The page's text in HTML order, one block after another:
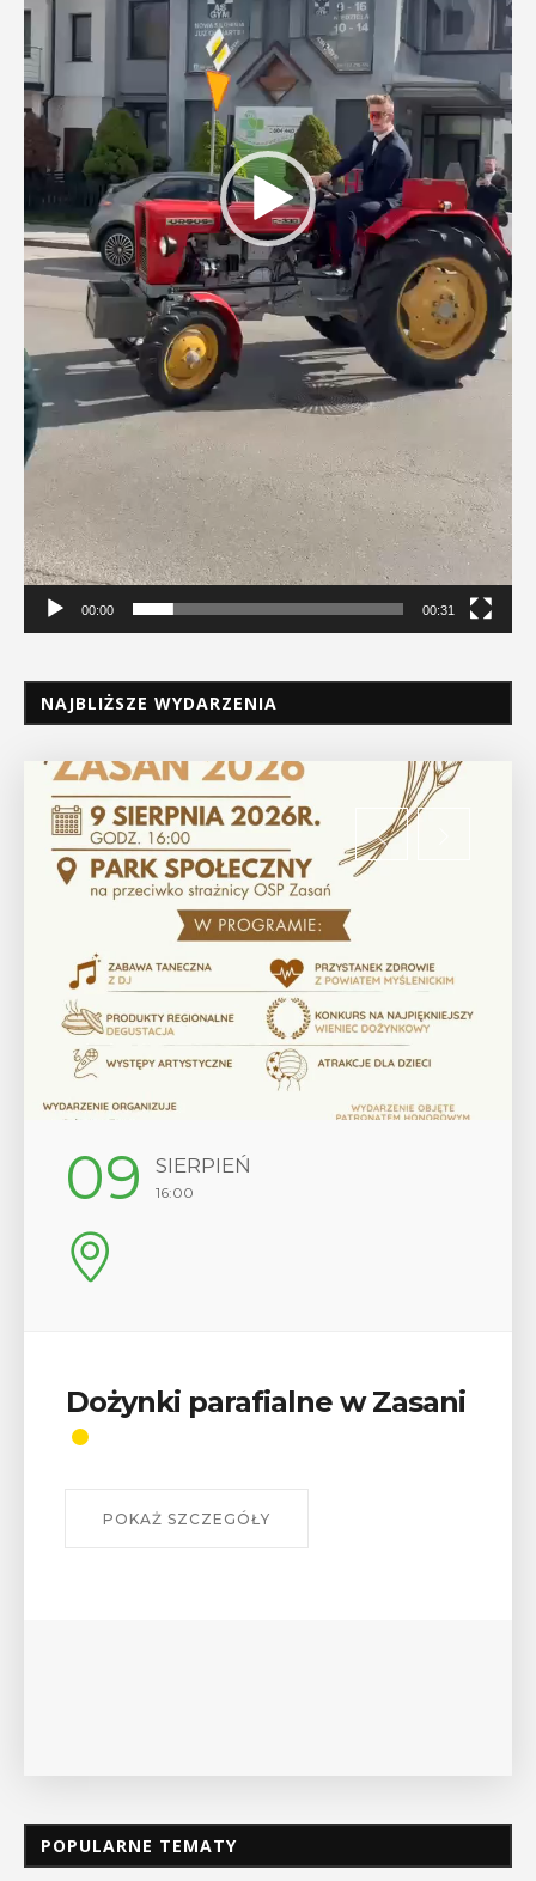
00:00 00:31
NAJBLIŻSZE WYDARZENIA
12 SIERPIEŃ
17:00
Wykład „Jak zdobyć
odznaki na myślenickich
W środę 12 sierpnia o godz. 17 w Miejskiej
POPULARNE TEMATY